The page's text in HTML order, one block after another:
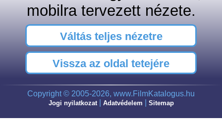
mobilra tervezett nézete.
Váltás teljes nézetre
Vissza az oldal tetejére
Copyright © 2005-2026, www.FilmKatalogus.hu
Jogi nyilatkozat| Adatvédelem Sitemap